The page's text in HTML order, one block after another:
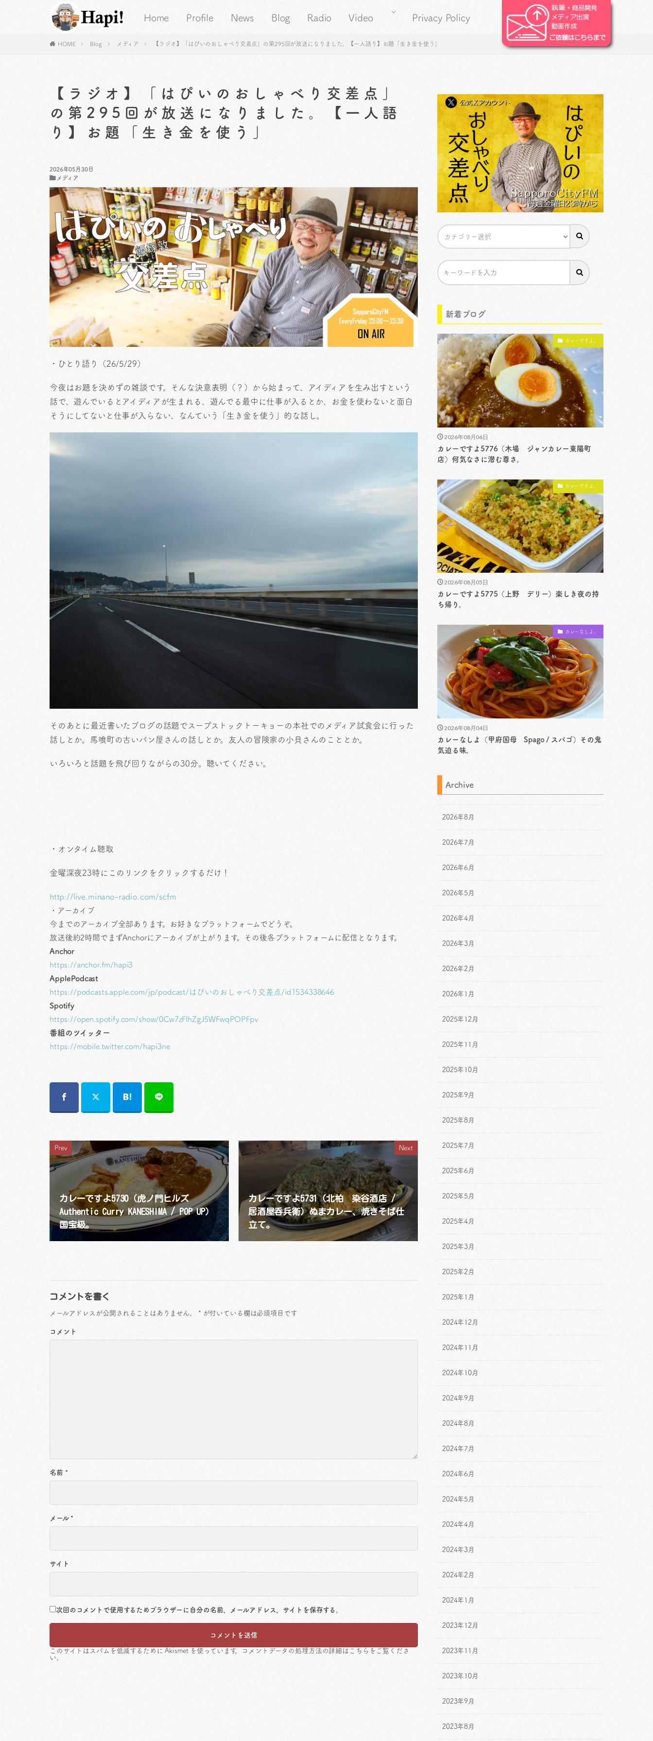
Home Profile News Blog Radio Video Privacy Policy
HOME Blog メディア 【ラジオ】「はぴいのおしゃべり交差点」の第295回が放送になりました。【一人語り】お題「生き金を使う」
【ラジオ】「はぴいのおしゃべり交差点」
の第295回が放送になりました。【一人語
り】お題「生き金を使う」
2026年05月30日
メディア
・ひとり語り（26/5/29）
今夜はお題を決めずの雑談です。そんな決意表明（？）から始まって、アイディアを生み出すという
話で、遊んでいるとアイディアが生まれる、遊んでる最中に仕事が入るとか、お金を使わないと面白
そうにしてないと仕事が入らない、なんていう「生き金を使う」的な話し。
そのあとに最近書いたブログの話題でスープストックトーキョーの本社でのメディア試食会に行った
話しとか。馬喰町の古いパン屋さんの話しとか。友人の冒険家の小貝さんのこととか。
いろいろと話題を飛び回りながらの30分。聴いてください。
・オンタイム聴取
金曜深夜23時にこのリンクをクリックするだけ！
http://live.minano-radio.com/scfm
・アーカイブ
今までのアーカイブ全部あります。お好きなプラットフォームでどうぞ。
放送後約2時間でまずAnchorにアーカイブが上がります。その後各プラットフォームに配信となります。
Anchor
https://anchor.fm/hapi3
ApplePodcast
https://podcasts.apple.com/jp/podcast/はぴいのおしゃべり交差点/id1534338646
Spotify
https://open.spotify.com/show/0Cw7zFIhZgJ5WFwqPOPFpv
番組のツイッター
https://mobile.twitter.com/hapi3ne
Prev
カレーですよ5730（虎ノ門ヒルズ
Authentic Curry KANESHIMA​ / POP UP）
国宝級。
Next
カレーですよ5731（北柏 染谷酒店 /
居酒屋呑兵衛）ぬまカレー、焼きそば仕
立て。
コメントを書く
メールアドレスが公開されることはありません。 * が付いている欄は必須項目です
コメント
名前 *
メール *
サイト
次回のコメントで使用するためブラウザーに自分の名前、メールアドレス、サイトを保存する。
このサイトはスパムを低減するために Akismet を使っています。
コメントデータの処理方法の詳細はこちらをご覧くださ
い。
新着ブログ
カレーですよ。
2026年08月06日
カレーですよ5776（木場 ジャンカレー東陽町
店）何気なさに潜む尊さ。
カレーですよ。
2026年08月05日
カレーですよ5775（上野 デリー）楽しき夜の持
ち帰り。
カレーなしよ。
2026年08月04日
カレーなしよ（甲府国母 Spago / スパゴ）その鬼
気迫る味。
Archive
2026年8月
2026年7月
2026年6月
2026年5月
2026年4月
2026年3月
2026年2月
2026年1月
2025年12月
2025年11月
2025年10月
2025年9月
2025年8月
2025年7月
2025年6月
2025年5月
2025年4月
2025年3月
2025年2月
2025年1月
2024年12月
2024年11月
2024年10月
2024年9月
2024年8月
2024年7月
2024年6月
2024年5月
2024年4月
2024年3月
2024年2月
2024年1月
2023年12月
2023年11月
2023年10月
2023年9月
2023年8月